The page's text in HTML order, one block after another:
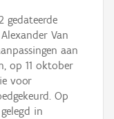
gedateerde
Van
aan
op 11 oktober
voor
Op
in